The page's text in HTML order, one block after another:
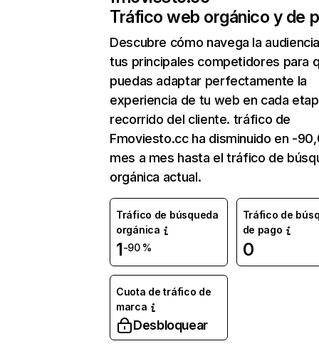
Tráfico web orgánico y de
Descubre cómo navega la
tus principales competidores para
puedas adaptar perfectamente la
experiencia de tu web en cada
recorrido del cliente. tráfico de
Fmoviesto.cc ha disminuido en -
mes a mes hasta el tráfico de
orgánica actual.
Tráfico de búsqueda
orgánica
1-90 %
Tráfico de
de pago
0
Cuota de tráfico de
marca
Desbloquear